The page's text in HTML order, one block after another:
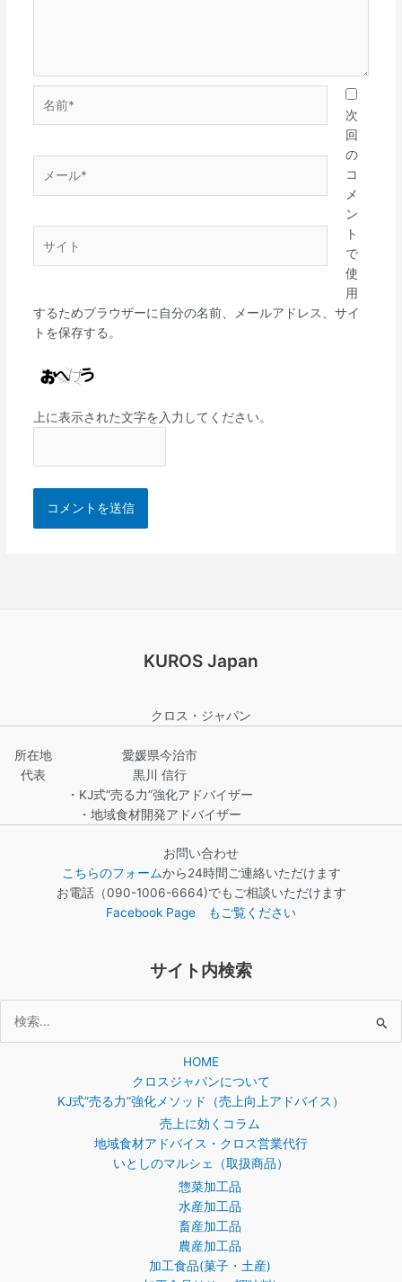
ー
*
次
回
の
コ
メ
ン
ト
で
使
用
するためブラウザーに自分の名前、メールアドレス、サイ
トを保存する。
上に表示された文字を入力してください。
KUROS Japan
クロス・ジャパン
所在地
代表
愛媛県今治市
黒川 信行
・KJ式“売る力”強化アドバイザー
・地域食材開発アドバイザー
お問い合わせ
こちらのフォームから24時間ご連絡いただけます
お電話（090-1006-6664)でもご相談いただけます
Facebook Page もご覧ください
サイト内検索
索
HOME
クロスジャパンについて
KJ式”売る力”強化メソッド（売上向上アドバイス）
売上に効くコラム
地域食材アドバイス・クロス営業代行
いとしのマルシェ（取扱商品）
惣菜加工品
水産加工品
畜産加工品
農産加工品
加工食品(菓子・土産)